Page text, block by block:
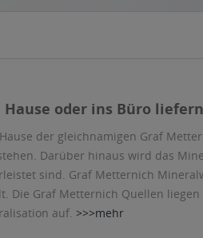
oder ins Büro
der gleichnamigen Graf
Darüber hinaus wird das
sind. Graf Metternich
Die Graf Metternich Quellen
auf. >>>mehr